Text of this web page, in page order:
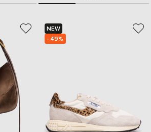
NEW
- 49%